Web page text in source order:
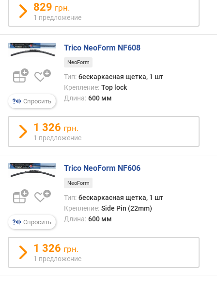
829 грн.
1 предложение
Спросить
Trico NeoForm NF608
NeoForm
Тип: бескаркасная щетка, 1 шт
Крепление: Top lock
Длина: 600 мм
1 326 грн.
1 предложение
Спросить
Trico NeoForm NF606
NeoForm
Тип: бескаркасная щетка, 1 шт
Крепление: Side Pin (22mm)
Длина: 600 мм
1 326 грн.
1 предложение